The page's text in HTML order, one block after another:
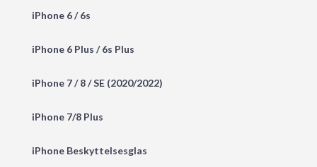
iPhone 6 / 6s
iPhone 6 Plus / 6s Plus
iPhone 7 / 8 / SE (2020/2022)
iPhone 7/8 Plus
iPhone Beskyttelsesglas